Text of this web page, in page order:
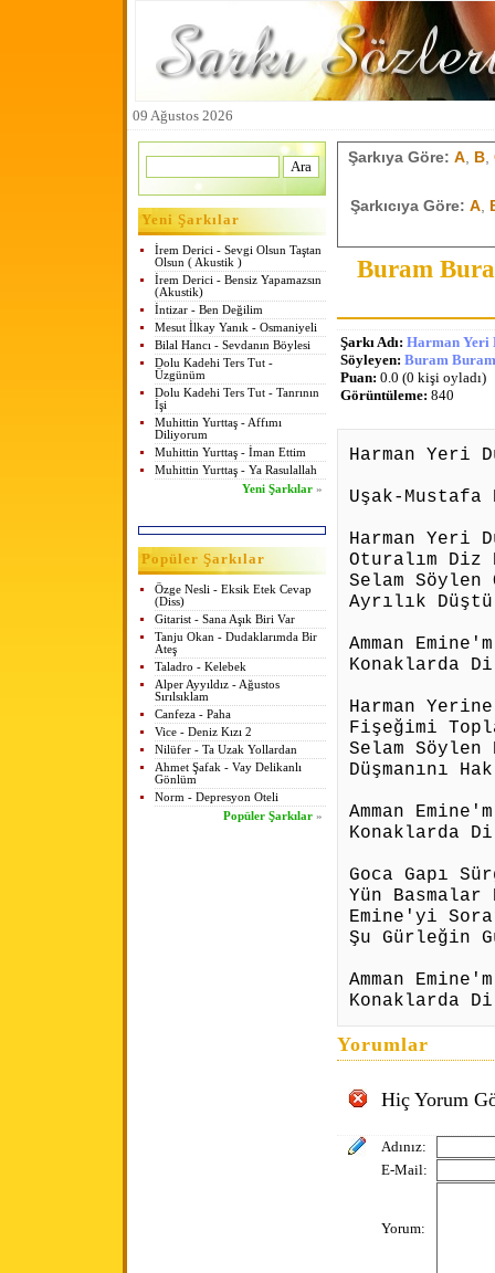
09 Ağustos 2026
Yeni Şarkılar
İrem Derici - Sevgi Olsun Taştan
Olsun ( Akustik )
İrem Derici - Bensiz Yapamazsın
(Akustik)
İntizar - Ben Değilim
Mesut İlkay Yanık - Osmaniyeli
Bilal Hancı - Sevdanın Böylesi
Dolu Kadehi Ters Tut -
Üzgünüm
Dolu Kadehi Ters Tut - Tanrının
İşi
Muhittin Yurttaş - Affımı
Diliyorum
Muhittin Yurttaş - İman Ettim
Muhittin Yurttaş - Ya Rasulallah
Yeni Şarkılar »
Popüler Şarkılar
Özge Nesli - Eksik Etek Cevap
(Diss)
Gitarist - Sana Aşık Biri Var
Tanju Okan - Dudaklarımda Bir
Ateş
Taladro - Kelebek
Alper Ayyıldız - Ağustos
Sırılsıklam
Canfeza - Paha
Vice - Deniz Kızı 2
Nilüfer - Ta Uzak Yollardan
Ahmet Şafak - Vay Delikanlı
Gönlüm
Norm - Depresyon Oteli
Popüler Şarkılar »
Şarkıya Göre: A, B,
Şarkıcıya Göre: A,
Buram
Şarkı Adı: Harman Yeri
Söyleyen: Buram
Puan: 0.0 (0 kişi oyladı)
Görüntüleme: 840
Harman Yeri
Uşak-Mustafa
Harman Yeri
Oturalım Diz
Selam Söylen
Ayrılık
Amman
Konaklarda
Harman
Fişeğimi
Selam Söylen
Düşmanını
Amman
Konaklarda
Goca Gapı
Yün Basmalar
Emine'yi
Şu Gürleğin
Amman
Konaklarda
Yorumlar
Hiç Yorum
Adınız:
E-Mail:
Yorum: